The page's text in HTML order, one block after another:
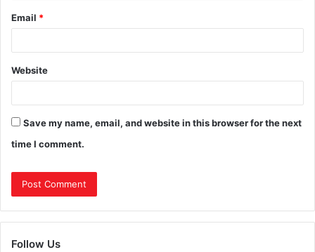
Email *
Website
Save my name, email, and website in this browser for the next
time I comment.
Follow Us